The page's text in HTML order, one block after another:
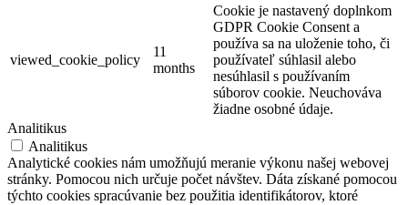
viewed_cookie_policy
11
months
Cookie je nastavený doplnkom
GDPR Cookie Consent a
používa sa na uloženie toho, či
používateľ súhlasil alebo
nesúhlasil s používaním
súborov cookie. Neuchováva
žiadne osobné údaje.
Analitikus
Analitikus
Analytické cookies nám umožňujú meranie výkonu našej webovej
stránky. Pomocou nich určuje počet návštev. Dáta získané pomocou
týchto cookies spracúvanie bez použitia identifikátorov, ktoré